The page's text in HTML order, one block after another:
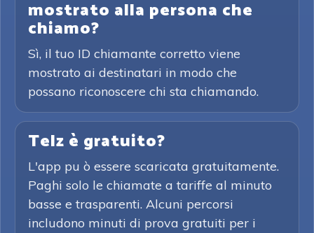
mostrato alla persona che
chiamo?
Sì, il tuo ID chiamante corretto viene
mostrato ai destinatari in modo che
possano riconoscere chi sta chiamando.
Telz è gratuito?
L'app pu ò essere scaricata gratuitamente.
Paghi solo le chiamate a tariffe al minuto
basse e trasparenti. Alcuni percorsi
includono minuti di prova gratuiti per i